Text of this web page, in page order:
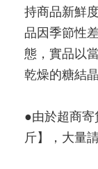
持商品新鮮
品因季節性
態，實品以
乾燥的糖結
●由於超商
斤】，大量